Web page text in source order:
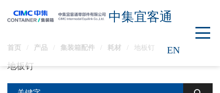
中集宜客通
EN
首页 / 产品 / 集装箱配件 / 耗材 / 地板钉
地板钉